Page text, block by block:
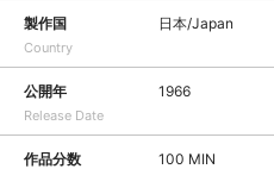
製作国
Country
日本/Japan
公開年
Release Date
1966
作品分数 100 MIN